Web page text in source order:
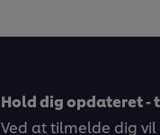
Hold dig opdateret -
Ved at tilmelde dig